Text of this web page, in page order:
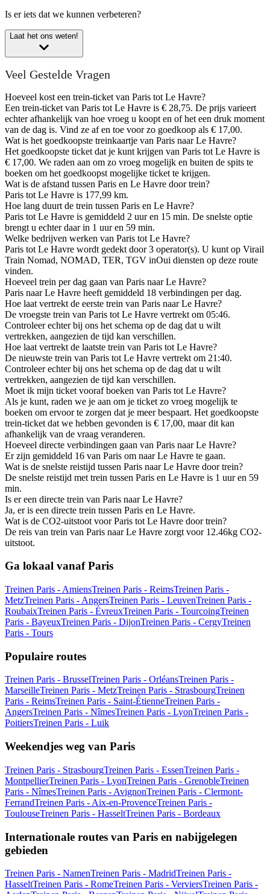
Is er iets dat we kunnen verbeteren?
Laat het ons weten!
Veel Gestelde Vragen
Hoeveel kost een trein-ticket van Paris tot Le Havre?
Een trein-ticket van Paris tot Le Havre is € 28,75. De prijs varieert
echter afhankelijk van hoe vroeg u koopt en of het een druk moment
van de dag is. Vind ze af en toe voor zo goedkoop als € 17,00.
Wat is het goedkoopste treinkaartje van Paris naar Le Havre?
Het goedkoopste ticket dat je kunt krijgen van Paris tot Le Havre is
€ 17,00. We raden aan om zo vroeg mogelijk en buiten de spits te
boeken om het goedkoopst mogelijke ticket te krijgen.
Wat is de afstand tussen Paris en Le Havre door trein?
Paris tot Le Havre is 177,99 km.
Hoe lang duurt de trein tussen Paris en Le Havre?
Paris tot Le Havre is gemiddeld 2 uur en 15 min. De snelste optie
brengt u echter daar in 1 uur en 59 min.
Welke bedrijven werken van Paris tot Le Havre?
Paris tot Le Havre wordt gedekt door 3 operator(s). U kunt op Virail
Train Nomad, NOMAD, TER, TGV inOui diensten op deze route
vinden.
Hoeveel trein per dag gaan van Paris naar Le Havre?
Paris naar Le Havre heeft gemiddeld 18 verbindingen per dag.
Hoe laat vertrekt de eerste trein van Paris naar Le Havre?
De vroegste trein van Paris tot Le Havre vertrekt om 05:46.
Controleer echter bij ons het schema op de dag dat u wilt
vertrekken, aangezien de tijd kan verschillen.
Hoe laat vertrekt de laatste trein van Paris tot Le Havre?
De nieuwste trein van Paris tot Le Havre vertrekt om 21:40.
Controleer echter bij ons het schema op de dag dat u wilt
vertrekken, aangezien de tijd kan verschillen.
Moet ik mijn ticket vooraf boeken van Paris tot Le Havre?
Als je kunt, raden we je aan om je ticket zo vroeg mogelijk te
boeken om ervoor te zorgen dat je meer bespaart. Het goedkoopste
trein-ticket dat we hebben gevonden is € 17,00, maar dit kan
afhankelijk van de vraag veranderen.
Hoeveel directe verbindingen gaan van Paris naar Le Havre?
Er zijn gemiddeld 16 van Paris om naar Le Havre te gaan.
Wat is de snelste reistijd tussen Paris naar Le Havre door trein?
De snelste reistijd met trein tussen Paris en Le Havre is 1 uur en 59
min.
Is er een directe trein van Paris naar Le Havre?
Ja, er is een directe trein tussen Paris en Le Havre.
Wat is de CO2-uitstoot voor Paris tot Le Havre door trein?
De reis van trein van Paris naar Le Havre zorgt voor 12.46kg CO2-
uitstoot.
Ga lokaal vanaf Paris
Treinen Paris - AmiensTreinen Paris - ReimsTreinen Paris -
MetzTreinen Paris - AngersTreinen Paris - LeuvenTreinen Paris -
RoubaixTreinen Paris - ÉvreuxTreinen Paris - TourcoingTreinen
Paris - BayeuxTreinen Paris - DijonTreinen Paris - CergyTreinen
Paris - Tours
Populaire routes
Treinen Paris - BrusselTreinen Paris - OrléansTreinen Paris -
MarseilleTreinen Paris - MetzTreinen Paris - StrasbourgTreinen
Paris - ReimsTreinen Paris - Saint-ÉtienneTreinen Paris -
AngersTreinen Paris - NîmesTreinen Paris - LyonTreinen Paris -
PoitiersTreinen Paris - Luik
Weekendjes weg van Paris
Treinen Paris - StrasbourgTreinen Paris - EssenTreinen Paris -
MontpellierTreinen Paris - LyonTreinen Paris - GrenobleTreinen
Paris - NîmesTreinen Paris - AvignonTreinen Paris - Clermont-
FerrandTreinen Paris - Aix-en-ProvenceTreinen Paris -
ToulouseTreinen Paris - HasseltTreinen Paris - Bordeaux
Internationale routes van Paris en nabijgelegen
gebieden
Treinen Paris - NamenTreinen Paris - MadridTreinen Paris -
HasseltTreinen Paris - RomeTreinen Paris - VerviersTreinen Paris -